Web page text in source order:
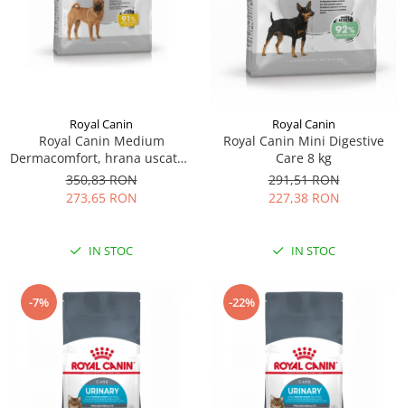
Royal Canin
Royal Canin Medium
Dermacomfort, hrana uscata -
12 kg
350,83 RON
273,65 RON
IN STOC
Royal Canin
Royal Canin Mini Digestive
Care 8 kg
291,51 RON
227,38 RON
IN STOC
-7% -22%